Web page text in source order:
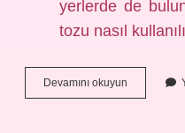
yerlerde de
tozu nasıl
Devamını okuyun
Sakalı